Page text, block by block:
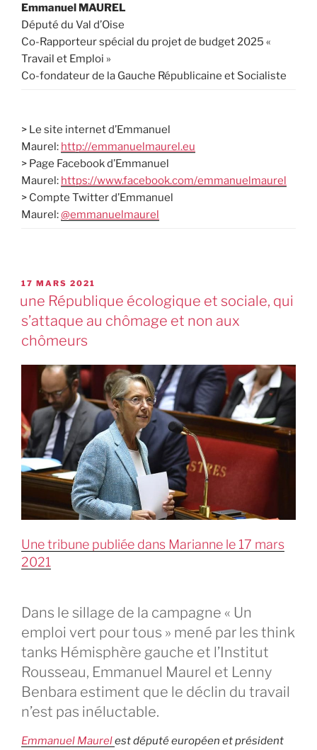
Emmanuel MAUREL
Député du Val d’Oise
Co-Rapporteur spécial du projet de budget 2025 «
Travail et Emploi »
Co-fondateur de la Gauche Républicaine et Socialiste
> Le site internet d’Emmanuel
Maurel: http://emmanuelmaurel.eu
> Page Facebook d’Emmanuel
Maurel: https://www.facebook.com/emmanuelmaurel
> Compte Twitter d’Emmanuel
Maurel:@emmanuelmaurel
17 MARS 2021
une République écologique et sociale, qui
s’attaque au chômage et non aux
chômeurs
Une tribune publiée dans Marianne le 17 mars
2021
Dans le sillage de la campagne « Un
emploi vert pour tous » mené par les think
tanks Hémisphère gauche et l’Institut
Rousseau, Emmanuel Maurel et Lenny
Benbara estiment que le déclin du travail
n’est pas inéluctable.
Emmanuel Maurelest député européen et président